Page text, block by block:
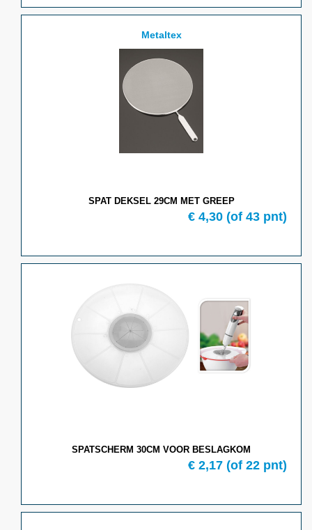
Metaltex
SPAT DEKSEL 29CM MET GREEP
€ 4,30 (of 43 pnt)
SPATSCHERM 30CM VOOR BESLAGKOM
€ 2,17 (of 22 pnt)